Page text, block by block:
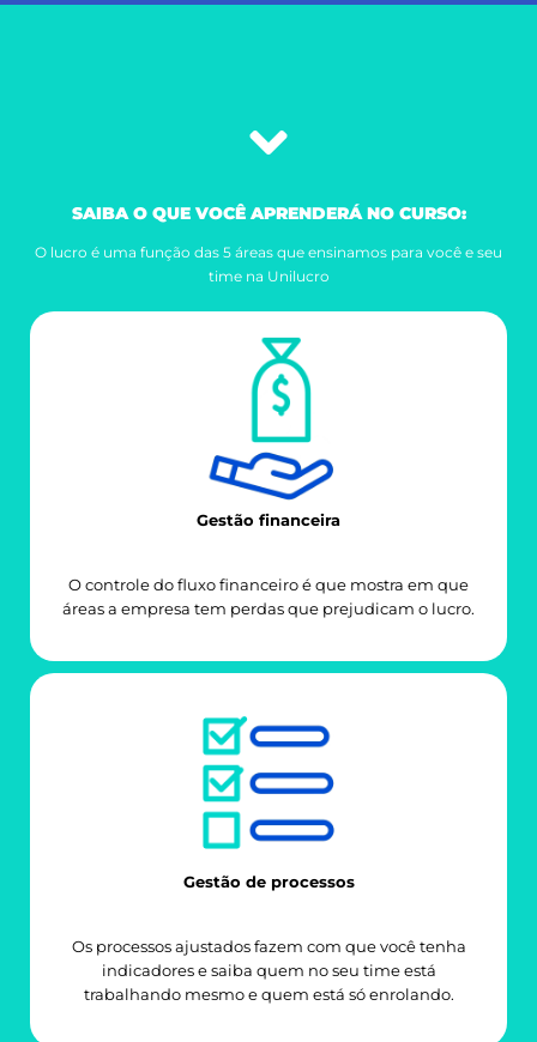
SAIBA O QUE VOCÊ APRENDERÁ NO CURSO:
O lucro é uma função das 5 áreas que ensinamos para você e seu
time na Unilucro
Gestão financeira
O controle do fluxo financeiro é que mostra em que
áreas a empresa tem perdas que prejudicam o lucro.
Gestão de processos
Os processos ajustados fazem com que você tenha
indicadores e saiba quem no seu time está
trabalhando mesmo e quem está só enrolando.